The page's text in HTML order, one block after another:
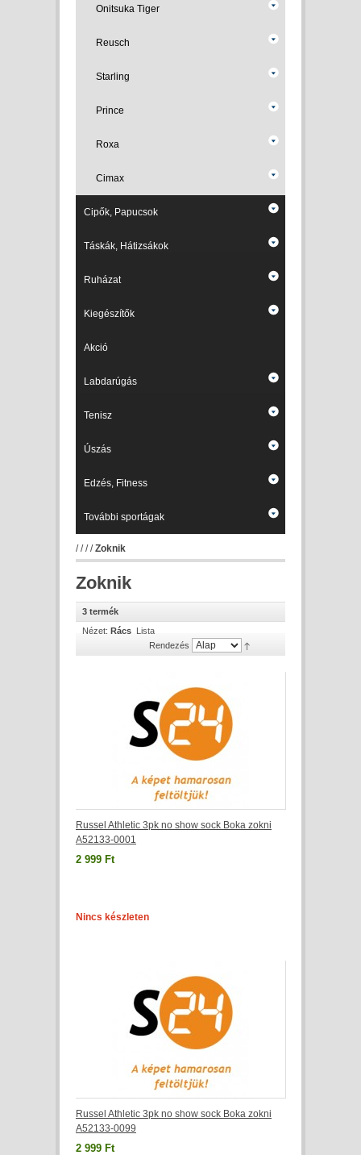
Onitsuka Tiger
Reusch
Starling
Prince
Roxa
Cimax
Cipők, Papucsok
Táskák, Hátizsákok
Ruházat
Kiegészítők
Akció
Labdarúgás
Tenisz
Úszás
Edzés, Fitness
További sportágak
////Zoknik
Zoknik
3 termék
Nézet: Rács Lista
Rendezés
Russel Athletic 3pk no show sock Boka zokni
A52133-0001
2 999 Ft
Nincs készleten
Russel Athletic 3pk no show sock Boka zokni
A52133-0099
2 999 Ft